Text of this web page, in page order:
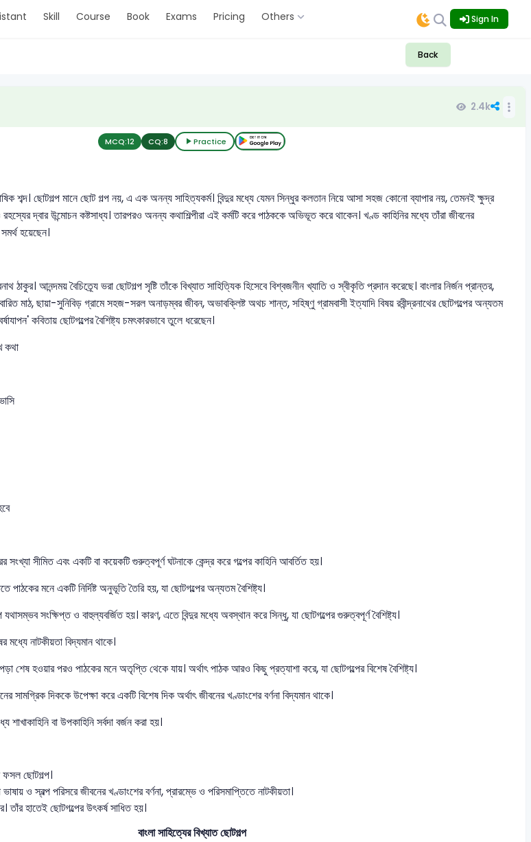
Skill Course Book Exams Pricing Others Sign In
Back
2.4k
MCQ:12 CQ:8 Practice
শব্দ। ছোটগল্প মানে ছোট গল্প নয়, এ এক অনন্য সাহিত্যকর্ম। বিন্দুর মধ্যে যেমন সিন্ধুর কলতান নিয়ে আসা সহজ কোনো ব্যাপার নয়, তেমনই ক্ষুদ্র
দ্বার উন্মোচন কষ্টসাধ্য। তারপরও অনন্য কথাশিল্পীরা এই কর্মটি করে পাঠককে অভিভূত করে থাকেন। খণ্ড কাহিনির মধ্যে তাঁরা জীবনের
হয়েছেন।
ঠাকুর। আনন্দময় বৈচিত্র্যে ভরা ছোটগল্প সৃষ্টি তাঁকে বিখ্যাত সাহিত্যিক হিসেবে বিশ্বজনীন খ্যাতি ও স্বীকৃতি প্রদান করেছে। বাংলার নির্জন প্রান্তর,
মাঠ, ছায়া-সুনিবিড় গ্রামে সহজ-সরল অনাড়ম্বর জীবন, অভাবক্লিষ্ট অথচ শান্ত, সহিষ্ণু গ্রামবাসী ইত্যাদি বিষয় রবীন্দ্রনাথের ছোটগল্পের অন্যতম
কবিতায় ছোটগল্পের বৈশিষ্ট্য চমৎকারভাবে তুলে ধরেছেন।
কথা
সংখ্যা সীমিত এবং একটি বা কয়েকটি গুরুত্বপূর্ণ ঘটনাকে কেন্দ্র করে গল্পের কাহিনি আবর্তিত হয়।
পাঠকের মনে একটি নির্দিষ্ট অনুভূতি তৈরি হয়, যা ছোটগল্পের অন্যতম বৈশিষ্ট্য।
যথাসম্ভব সংক্ষিপ্ত ও বাহুল্যবর্জিত হয়। কারণ, এতে বিন্দুর মধ্যে অবস্থান করে সিন্ধু, যা ছোটগল্পের গুরুত্বপূর্ণ বৈশিষ্ট্য।
নাটকীয়তা বিদ্যমান থাকে।
শেষ হওয়ার পরও পাঠকের মনে অতৃপ্তি থেকে যায়। অর্থাৎ পাঠক আরও কিছু প্রত্যাশা করে, যা ছোটগল্পের বিশেষ বৈশিষ্ট্য।
সামগ্রিক দিককে উপেক্ষা করে একটি বিশেষ দিক অর্থাৎ জীবনের খণ্ডাংশের বর্ণনা বিদ্যমান থাকে।
শাখাকাহিনি বা উপকাহিনি সর্বদা বর্জন করা হয়।
ফসল ছোটগল্প।
ভাষায় ও স্বল্প পরিসরে জীবনের খণ্ডাংশের বর্ণনা, প্রারম্ভে ও পরিসমাপ্তিতে নাটকীয়তা।
তাঁর হাতেই ছোটগল্পের উৎকর্ষ সাধিত হয়।
বাংলা সাহিত্যের বিখ্যাত ছোটগল্প